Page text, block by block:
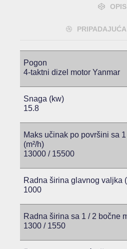
OPIS
Pogon
4-taktni dizel motor Yanmar
Snaga (kw)
15.8
Maks učinak po površini sa
(m²/h)
13000 / 15500
Radna širina glavnog valjka
1000
Radna širina sa 1 / 2 bočne
1300 / 1550